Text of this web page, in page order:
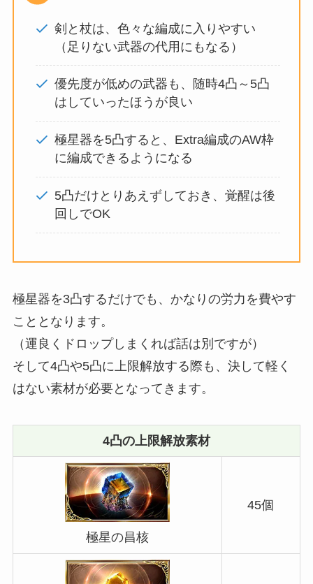
剣と杖は、色々な編成に入りやすい
（足りない武器の代用にもなる）
優先度が低めの武器も、随時4凸～5凸
はしていったほうが良い
極星器を5凸すると、Extra編成のAW枠
に編成できるようになる
5凸だけとりあえずしておき、覚醒は後
回しでOK
極星器を3凸するだけでも、かなりの労力を費やす
こととなります。
（運良くドロップしまくれば話は別ですが）
そして4凸や5凸に上限解放する際も、決して軽く
はない素材が必要となってきます。
4凸の上限解放素材
極星の昌核
45個